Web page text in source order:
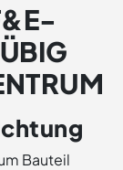
Bauteil